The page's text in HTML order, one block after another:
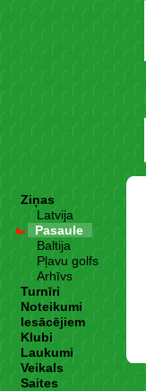
Ziņas
Latvija
Pasaule
Baltija
Pļavu golfs
Arhīvs
Turnīri
Noteikumi
Iesācējiem
Klubi
Laukumi
Veikals
Saites